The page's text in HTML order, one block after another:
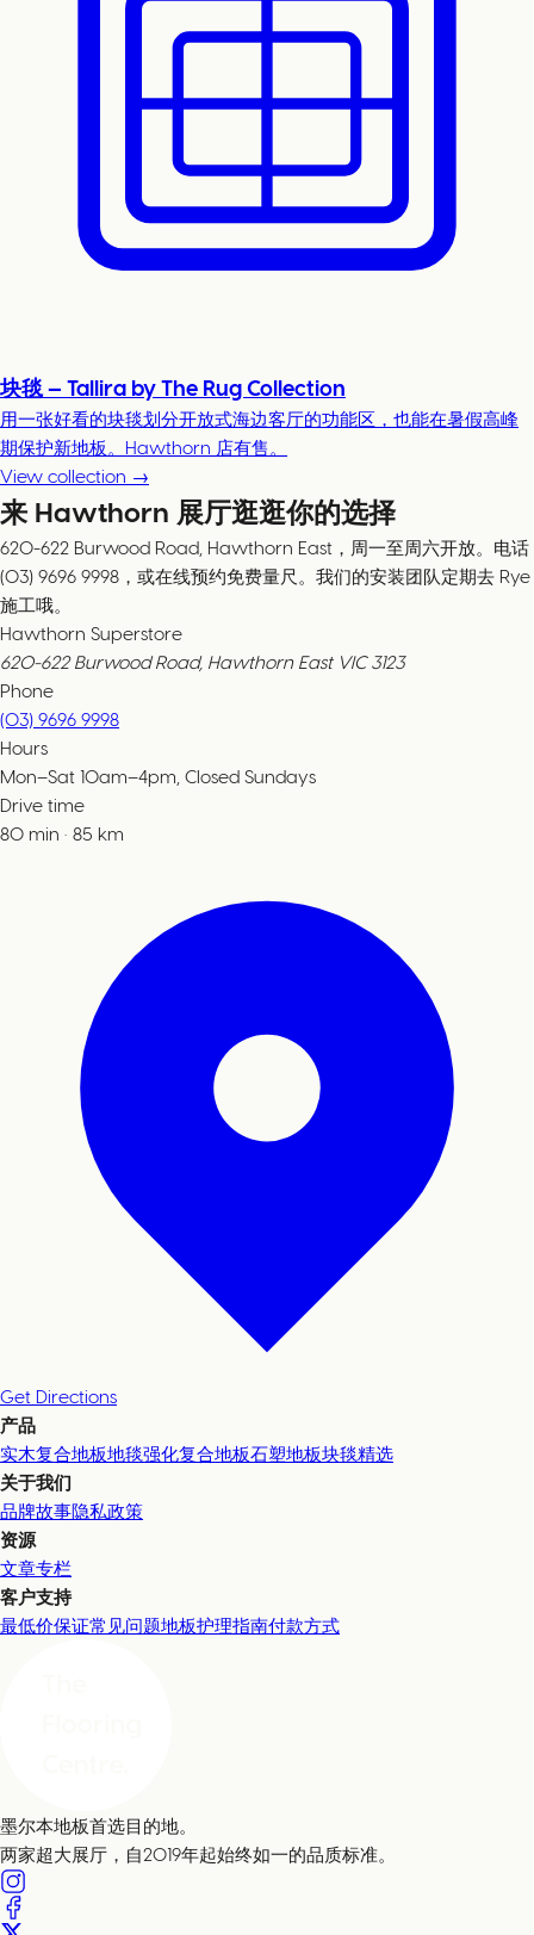
块毯 — Tallira by The Rug Collection
用一张好看的块毯划分开放式海边客厅的功能区，也能在暑假高峰
期保护新地板。Hawthorn 店有售。
View collection →
来 Hawthorn 展厅逛逛你的选择
620-622 Burwood Road, Hawthorn East，周一至周六开放。电话
(03) 9696 9998，或在线预约免费量尺。我们的安装团队定期去 Rye
施工哦。
Hawthorn Superstore
620-622 Burwood Road, Hawthorn East VIC 3123
Phone
(03) 9696 9998
Hours
Mon–Sat 10am–4pm, Closed Sundays
Drive time
80 min · 85 km
Get Directions
产品
实木复合地板地毯强化复合地板石塑地板块毯精选
关于我们
品牌故事隐私政策
资源
文章专栏
客户支持
最低价保证常见问题地板护理指南付款方式
墨尔本地板首选目的地。
两家超大展厅，自2019年起始终如一的品质标准。